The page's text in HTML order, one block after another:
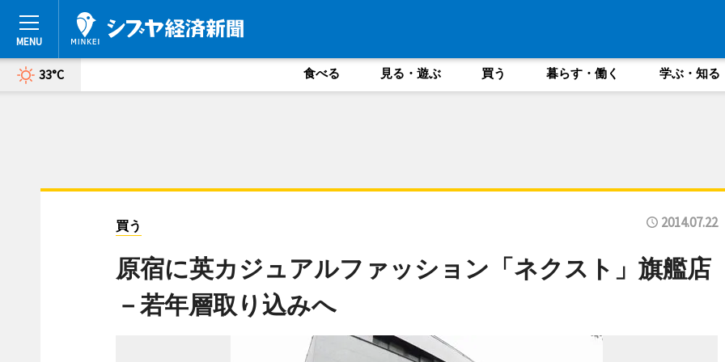
33°C 食べる 見る・遊ぶ 買う 暮らす・働く 学ぶ・知る
買う 2014.07.22
原宿に英カジュアルファッション「ネクスト」旗艦店
－若年層取り込みへ